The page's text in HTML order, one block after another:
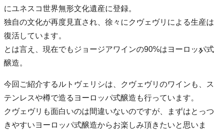
にユネスコ世界無形文化遺産に登録。
独自の文化が再度見直され、徐々にクヴェヴリによる生産は
復活しています。
とは言え、現在でもジョージアワインの90%はヨーロッパ式
醸造。
今回ご紹介するルトヴェリシは、クヴェヴリのワインも、ス
テンレスや樽で造るヨーロッパ式醸造も行っています。
クヴェヴリも面白いのは間違いないのですが、まずはとっつ
きやすいヨーロッパ式醸造からお楽しみ頂きたいと思いま